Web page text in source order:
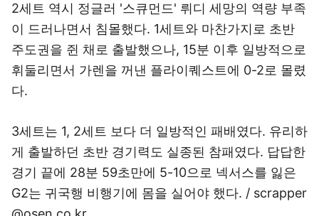
2세트 역시 정글러 '스큐먼드' 뤼디 세망의 역량 부족
이 드러나면서 침몰했다. 1세트와 마찬가지로 초반
주도권을 쥔 채로 출발했으나, 15분 이후 일방적으로
휘둘리면서 가렌을 꺼낸 플라이퀘스트에 0-2로 몰렸
다.
3세트는 1, 2세트 보다 더 일방적인 패배였다. 유리하
게 출발하던 초반 경기력도 실종된 참패였다. 답답한
경기 끝에 28분 59초만에 5-10으로 넥서스를 잃은
G2는 귀국행 비행기에 몸을 실어야 했다. / scrapper